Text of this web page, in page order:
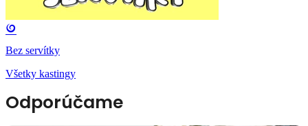
Bez servítky
Všetky kastingy
Odporúčame